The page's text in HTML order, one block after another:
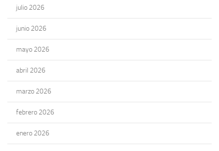
julio 2026
junio 2026
mayo 2026
abril 2026
marzo 2026
febrero 2026
enero 2026